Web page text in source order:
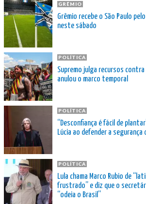
GRÊMIO
Grêmio recebe o São Paulo
neste sábado
POLÍTICA
Supremo julga recursos
anulou o marco temporal
POLÍTICA
“Desconfiança é fácil de
Lúcia ao defender a
POLÍTICA
Lula chama Marco Rubio de
frustrado” e diz que o
“odeia o Brasil”